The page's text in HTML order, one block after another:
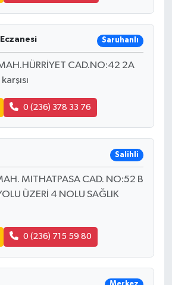
Saruhanlı
CAD.NO:42 2A
0 (236) 378 33 76
Salihli
MITHATPASA CAD. NO:52 B
ÜZERİ 4 NOLU SAĞLIK
0 (236) 715 59 80